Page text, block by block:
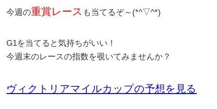
今週の重賞レース も当てるぞ～(*^▽^*)
G1を当てると気持ちがいい！
今週末のレースの指数を覗いてみませんか？
ヴィクトリアマイルカップの予想を見る